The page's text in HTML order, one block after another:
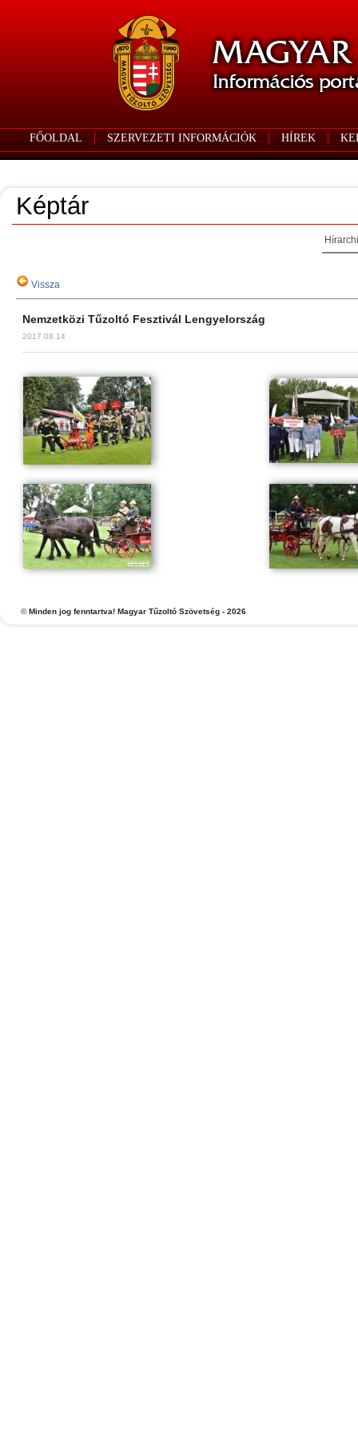
FŐOLDAL SZERVEZETI INFORMÁCIÓK HÍREK
Képtár
Vissza
Nemzetközi Tűzoltó Fesztivál Lengyelország
2017.08.14
©Minden jog fenntartva! Magyar Tűzoltó Szövetség - 2026